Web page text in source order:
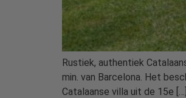
Rustiek, authentiek
min. van Barcelona. Het
Catalaanse villa uit de 15e […]